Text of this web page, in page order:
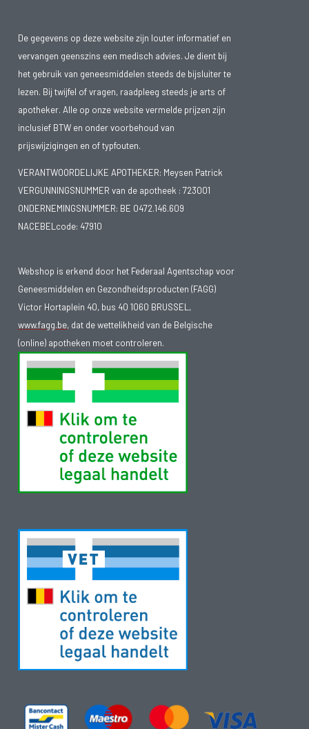
De gegevens op deze website zijn louter informatief en
vervangen geenszins een medisch advies. Je dient bij
het gebruik van geneesmiddelen steeds de bijsluiter te
lezen. Bij twijfel of vragen, raadpleeg steeds je arts of
apotheker. Alle op onze website vermelde prijzen zijn
inclusief BTW en onder voorbehoud van
prijswijzigingen en of typfouten.
VERANTWOORDELIJKE APOTHEKER: Meysen Patrick
VERGUNNINGSNUMMER van de apotheek : 723001
ONDERNEMINGSNUMMER: BE 0472.146.609
NACEBELcode: 47910
Webshop is erkend door het Federaal Agentschap voor
Geneesmiddelen en Gezondheidsproducten (FAGG)
Victor Hortaplein 40, bus 40 1060 BRUSSEL,
www.fagg.be, dat de wettelikheid van de Belgische
(online) apotheken moet controleren.